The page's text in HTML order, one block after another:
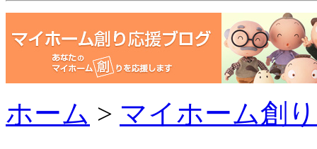
ホーム > マイホーム創